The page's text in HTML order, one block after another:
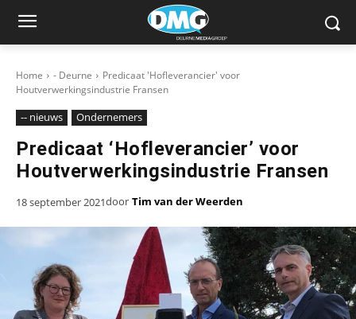
Home - Deurne
Predicaat 'Hofleverancier' voor
Houtverwerkingsindustrie Fransen
-- nieuws Ondernemers
Predicaat ‘Hofleverancier’ voor
Houtverwerkingsindustrie Fransen
18 september 2021door Tim van der Weerden